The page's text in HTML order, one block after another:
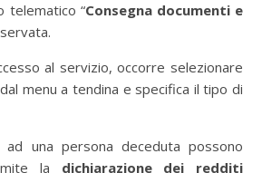
telematico “Consegna documenti e
al servizio, occorre selezionare
menu a tendina e specifica il tipo di
una persona deceduta possono
la dichiarazione dei redditi